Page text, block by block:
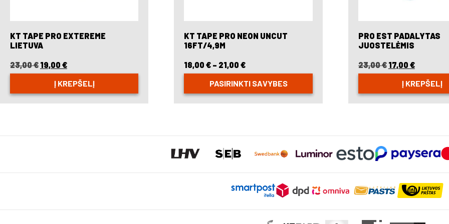
KT TAPE PRO EXTEREME
LIETUVA
23,00€ Original
price
was:
23,00 €.
19,00 €
price
is:
19,00 €.
Į KREPŠELĮ
KT TAPE PRO NEON UNCUT
16FT/4,9M
18,00€ – 21,00€
range:
18,00 €
through
21,00 €
PASIRINKTI SAVYBES
This
variants.
options
be
product
PRO EST PADALYTAS
JUOSTELĖMIS
23,00€ Original
price
was:
23,00 €.
17,00 €Current
price
is:
17,00 €.
Į KREPŠELĮ